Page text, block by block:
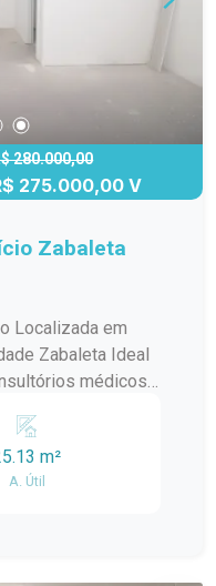
280.000,00
275.000,00 V
Zabaleta
Localizada em
Zabaleta Ideal
médicos
sofisticado
quem busca
e bem
m²
A. Útil